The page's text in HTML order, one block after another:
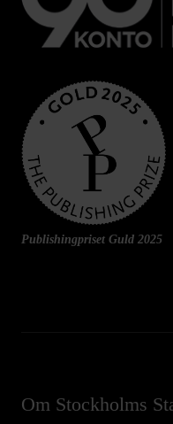
Publishingpriset Guld 2025
Om Stockholms